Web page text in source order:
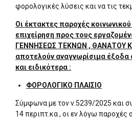
φορολογικές λύσεις και να τις
Οι έκτακτες παροχές
επιχείρηση προς τους
ΓΕΝΝΗΣΕΩΣ ΤΕΚΝΩΝ , ΘΑΝΑΤΟΥ
αποτελούν αναγνωρίσιμα έξοδα
και ειδικότερα :
ΦΟΡΟΛΟΓΙΚΟ ΠΛΑΙΣΙΟ
Σύμφωνα με τον ν.5239/2025 και
14 περιπτ.κα , οι εν λόγω παροχές